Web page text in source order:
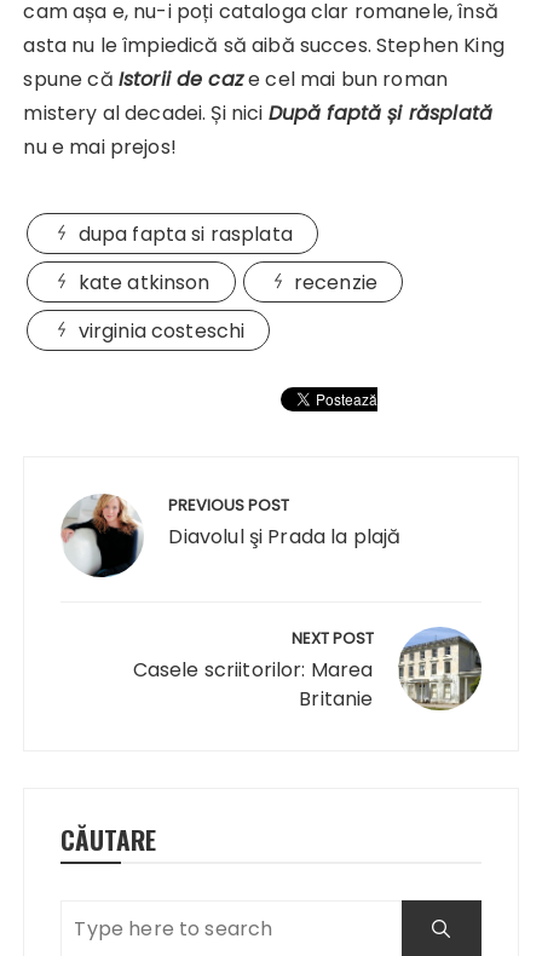
cam așa e, nu-i poți cataloga clar romanele, însă
asta nu le împiedică să aibă succes. Stephen King
spune că Istorii de caze cel mai bun roman
mistery al decadei. Și nici După faptă și răsplată
nu e mai prejos!
dupa fapta si rasplata
kate atkinson
recenzie
virginia costeschi
articole
PREVIOUS POST
Diavolul şi Prada la plajă
NEXT POST
Casele scriitorilor: Marea
Britanie
CĂUTARE